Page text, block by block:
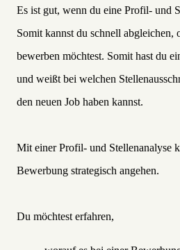
Es ist gut, wenn du eine Profil- und
Somit kannst du schnell abgleichen,
bewerben möchtest. Somit hast du
und weißt bei welchen
den neuen Job haben kannst.
Mit einer Profil- und Stellenanalyse
Bewerbung strategisch angehen.
Du möchtest erfahren,